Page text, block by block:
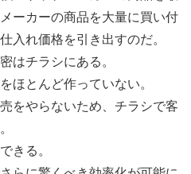
ーカーの商品を大量に買い付
入れ価格を引き出すのだ。
はチラシにある。
ほとんど作っていない。
をやらないため、チラシで客
きる。